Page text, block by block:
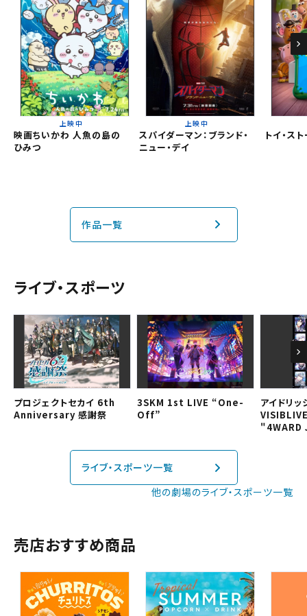
チケットの購入は下記リンクより、ご覧になりたい作品を選
択しご購入ください。
上映スケジュールを確認する
その他の劇場を選ぶ
予約を確認・変更する
予約を確認する
予約を変更する
閉じる
京都桂川
都道府県から選ぶ
北海道
中部
近畿
中国・四国
九州
閉じる
上映中
映画ちいかわ 人魚の島の
ひみつ
上映中
スパイダーマン：ブランド・
ニュー・デイ
トイ・ス
作品一覧
ライブ・スポーツ
プロジェクトセカイ 6th
Anniversary 感謝祭
3SKM 1st LIVE “One-
Off”
アイドリッ
"4WARD
ライブ・スポーツ一覧
他の劇場のライブ・スポーツ一覧
売店おすすめ商品
閉じる
劇場を変更しますか？
変更しないで続ける 変更する
閉じる
上映日を変更しますか？
変更しないで続ける 変更する